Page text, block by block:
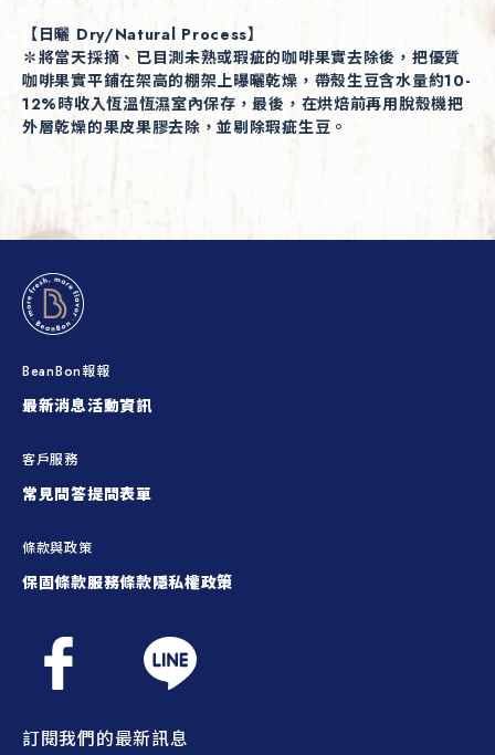
【日曬 Dry/Natural Process】
✽將當天採摘、已目測未熟或瑕疵的咖啡果實去除後，把優質
咖啡果實平鋪在架高的棚架上曝曬乾燥，帶殼生豆含水量約10-
12%時收入恆溫恆濕室內保存，最後，在烘焙前再用脫殼機把
外層乾燥的果皮果膠去除，並剔除瑕疵生豆。
BeanBon報報
最新消息活動資訊
客戶服務
常見問答提問表單
條款與政策
保固條款服務條款隱私權政策
訂閱我們的最新訊息